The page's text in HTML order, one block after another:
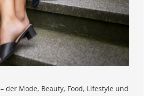
– der Mode, Beauty, Food, Lifestyle und